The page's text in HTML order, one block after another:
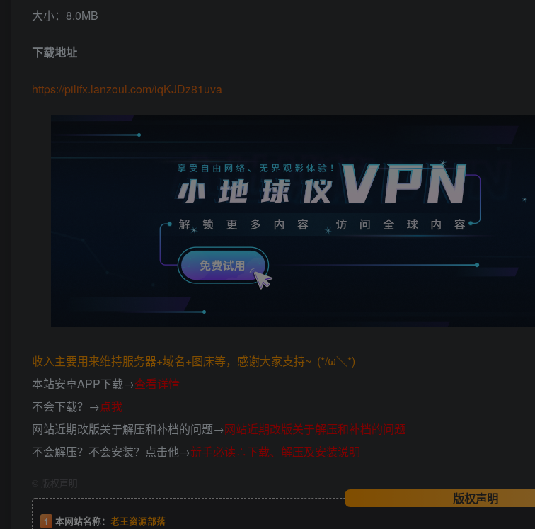
大小：8.0MB
下载地址
https://pilifx.lanzoul.com/iqKJDz81uva
收入主要用来维持服务器+域名+图床等，感谢大家支持~ (*/ω＼*)
本站安卓APP下载→查看详情
不会下载？→点我
网站近期改版关于解压和补档的问题→网站近期改版关于解压和补档的问题
不会解压？不会安装？点击他→新手必读∴下载、解压及安装说明
版权声明
版权声明
1 本网站名称： 老王资源部落